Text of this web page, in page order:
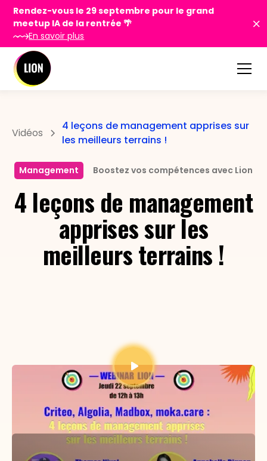
Rendez-vous le 29 septembre pour le grand
meetup IA de la rentrée 🌴
En savoir plus
Vidéos
4 leçons de management apprises sur
les meilleurs terrains !
Management Boostez vos compétences avec Lion
4 leçons de management
apprises sur les
meilleurs terrains !